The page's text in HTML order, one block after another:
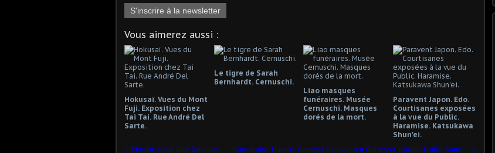
S'inscrire à la newsletter
Vous aimerez aussi :
Hokusaï. Vues du Mont
Fuji. Exposition chez
Tai Tai. Rue André Del
Sarte.
Le tigre de Sarah
Bernhardt. Cernuschi.
Liao masques
funéraires. Musée
Cernuschi. Masques
dorés de la mort.
Paravent Japon. Edo.
Courtisanes exposées
à la vue du Public.
Haramise. Katsukawa
Shun'ei.
Montmartre. Rue Becquerel.
Karnataka. Hampi. Ganesh. Sasivekalu Ganesha. Kadalaikallu Ganesha.